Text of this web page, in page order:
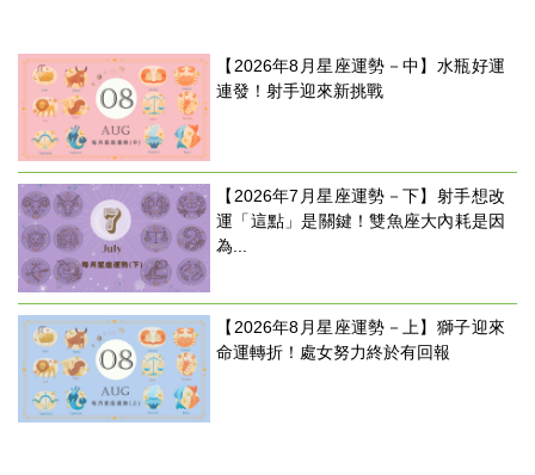
【2026年8月星座運勢－中】水瓶好運
連發！射手迎來新挑戰
【2026年7月星座運勢－下】射手想改
運「這點」是關鍵！雙魚座大內耗是因
為...
【2026年8月星座運勢－上】獅子迎來
命運轉折！處女努力終於有回報